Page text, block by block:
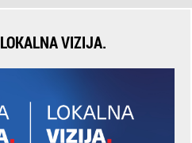
VIZIJA.